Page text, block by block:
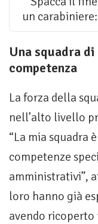
un
Una squadra
competenza
La forza della
nell’alto livello
“La mia squadra
competenze
amministrativi”,
loro hanno già
avendo ricoperto